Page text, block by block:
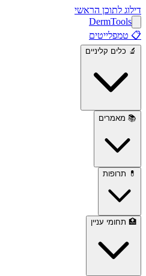
דילוג לתוכן הראשי
DermTools
📋 טמפלייטים
🔬 כלים קליניים
📚 מאמרים
💊 תרופות
🏥 תחומי עניין